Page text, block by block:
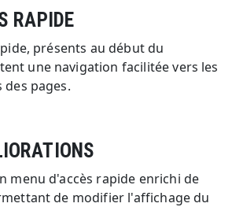
RAPIDE
présents au début du
une navigation facilitée vers les
pages.
menu d'accès rapide enrichi de
de modifier l'affichage du